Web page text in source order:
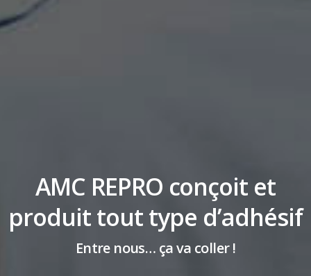
AMC REPRO conçoit et
produit tout type d’adhésif
Entre nous… ça va coller !